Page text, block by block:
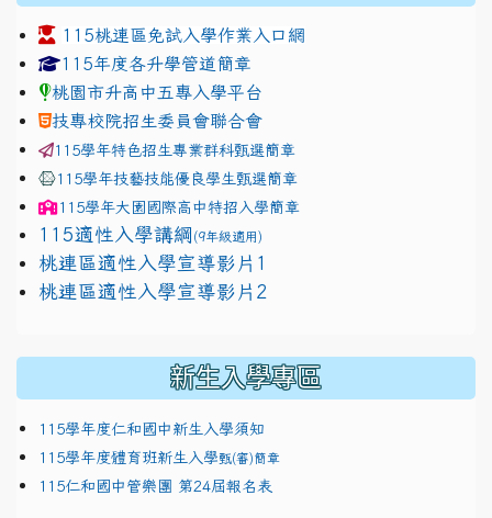
115桃連區免試入學作業入口網
link to https://www.jhjhs.tyc.edu.tw/modules/
115年度各升學管道簡章
桃園市升高中五專入學平台
技專校院招生委員會聯合會
115學年特色招生專業群科甄選簡章
115學年技藝技能優良學生甄選簡章
115學年大園國際高中特招入學簡章
115適性入學講綱 (9年級適用)
link to https://docs.google.com/presentation/d/
桃連區適性入學宣導影片1
link to https://docs.google.com/presentation/d/
桃連區適性入學宣導影片2
新生入學專區
115學年度仁和國中新生入學須知
115學年度體育班新生入學甄(審)簡章
115仁和國中管樂團 第24屆報名表